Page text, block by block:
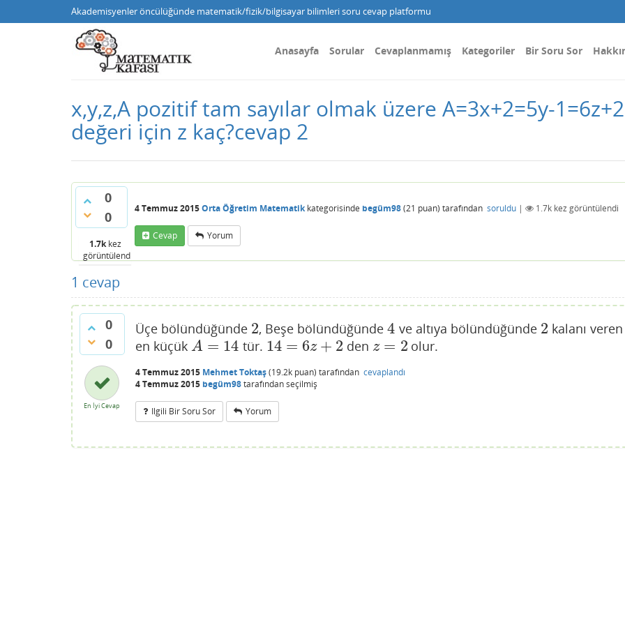
Akademisyenler öncülüğünde matematik/fizik/bilgisayar bilimleri soru cevap platformu
Anasayfa Sorular Cevaplanmamış Kategoriler Bir Soru Sor
x,y,z,A pozitif tam sayılar olmak üzere A=3x+2=5y-
değeri için z kaç?cevap 2
0
0
1.7kkez
görüntülendi
4 Temmuz 2015Orta Öğretim Matematikkategorisinde begüm98(21 puan) tarafından soruldu | 1.7k kez görüntülendi
Cevap Yorum
1 cevap
0
0
En İyi Cevap
Üçe bölündüğünde 2
2, Beşe bölündüğünde4
4 ve altıya bölündüğünde 2
2 kalanı veren
en küçük A = 14
A= 14 tür. 14 = 6z + 2
14=6z +2 den z = 2
z=2 olur.
4 Temmuz 2015 Mehmet Toktaş(19.2k puan) tarafından cevaplandı
4 Temmuz 2015 begüm98tarafındanseçilmiş
Ilgili Bir Soru Sor Yorum